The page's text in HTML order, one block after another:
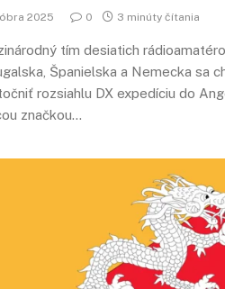
2025 0 3 minúty čítania
tím desiatich
Španielska a Nemecka sa
rozsiahlu DX expedíciu do
značkou…